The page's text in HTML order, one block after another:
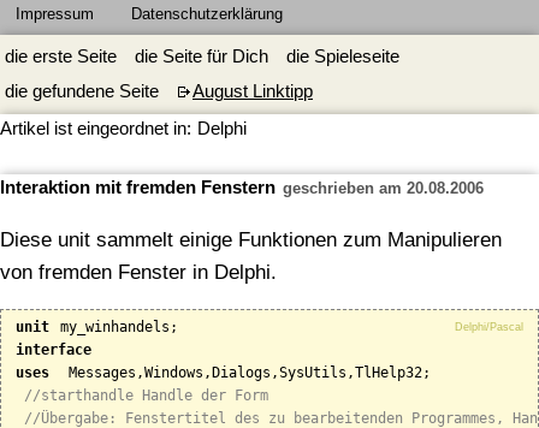
Impressum Datenschutzerklärung
die erste Seite die Seite für Dich
die Spieleseite
die gefundene Seite
August Linktipp
Artikel ist eingeordnet in: Delphi
Interaktion mit fremden Fenstern geschrieben am 20.08.2006
Diese unit sammelt einige Funktionen zum Manipulieren
von fremden Fenster in Delphi.
Delphi/Pascal
unit
interface
uses
  Messages,Windows,Dialogs,SysUtils,TlHelp32;
//starthandle Handle der Form
//Übergabe: Fenstertitel des zu bearbeitenden Programmes,